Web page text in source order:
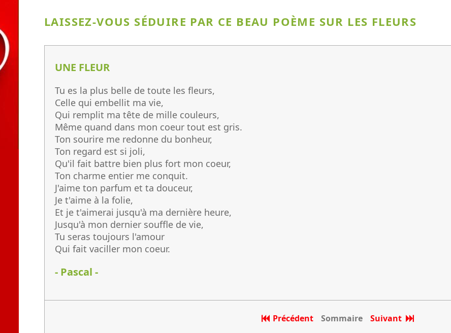
LAISSEZ-VOUS SÉDUIRE PAR CE BEAU POÈME SUR LES FLEURS
UNE FLEUR
Tu es la plus belle de toute les fleurs,
Celle qui embellit ma vie,
Qui remplit ma tête de mille couleurs,
Même quand dans mon coeur tout est gris.
Ton sourire me redonne du bonheur,
Ton regard est si joli,
Qu'il fait battre bien plus fort mon coeur,
Ton charme entier me conquit.
J'aime ton parfum et ta douceur,
Je t'aime à la folie,
Et je t'aimerai jusqu'à ma dernière heure,
Jusqu'à mon dernier souffle de vie,
Tu seras toujours l'amour
Qui fait vaciller mon coeur.
- Pascal -
Précédent Sommaire Suivant